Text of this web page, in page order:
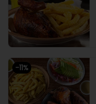
-11%